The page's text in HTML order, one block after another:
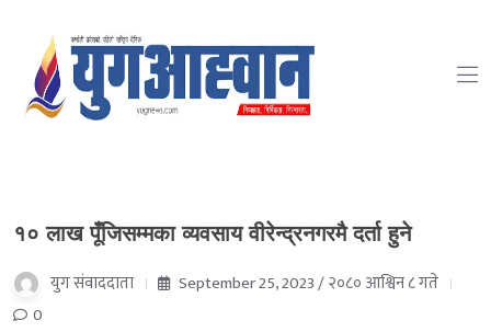
१० लाख पूँजिसम्मका व्यवसाय वीरेन्द्रनगरमै दर्ता हुने
युग संवाददाता
September 25, 2023 / २०८० आश्विन ८ गते
0